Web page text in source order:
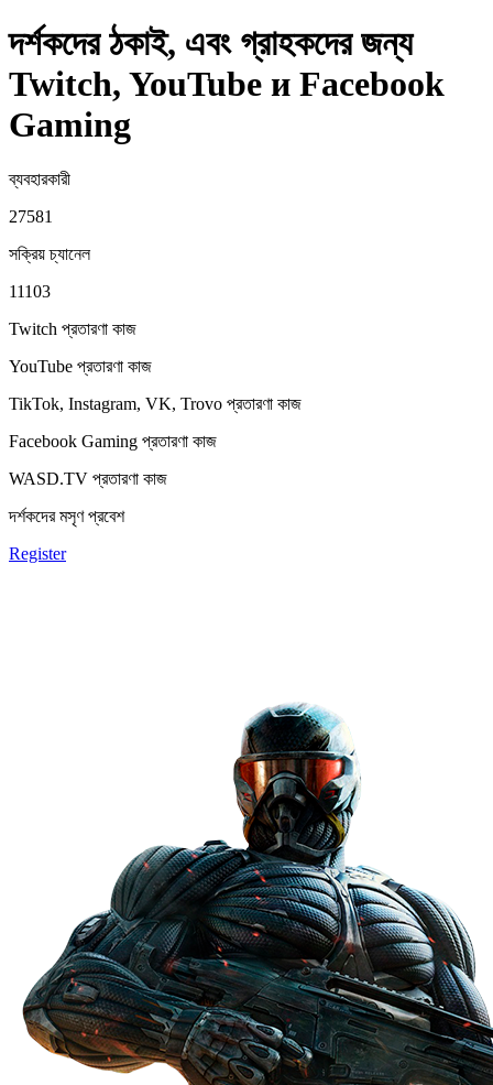
দর্শকদের ঠকাই, এবং গ্রাহকদের জন্য
Twitch, YouTube и Facebook
Gaming
ব্যবহারকারী
27581
সক্রিয় চ্যানেল
11103
Twitch প্রতারণা কাজ
YouTube প্রতারণা কাজ
TikTok, Instagram, VK, Trovo প্রতারণা কাজ
Facebook Gaming প্রতারণা কাজ
WASD.TV প্রতারণা কাজ
দর্শকদের মসৃণ প্রবেশ
Register